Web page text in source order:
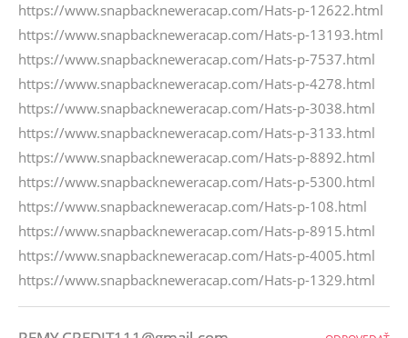
https://www.snapbackneweracap.com/Hats-p-12622.html
https://www.snapbackneweracap.com/Hats-p-13193.html
https://www.snapbackneweracap.com/Hats-p-7537.html
https://www.snapbackneweracap.com/Hats-p-4278.html
https://www.snapbackneweracap.com/Hats-p-3038.html
https://www.snapbackneweracap.com/Hats-p-3133.html
https://www.snapbackneweracap.com/Hats-p-8892.html
https://www.snapbackneweracap.com/Hats-p-5300.html
https://www.snapbackneweracap.com/Hats-p-108.html
https://www.snapbackneweracap.com/Hats-p-8915.html
https://www.snapbackneweracap.com/Hats-p-4005.html
https://www.snapbackneweracap.com/Hats-p-1329.html